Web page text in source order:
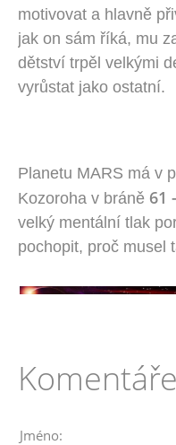
motivovat a hlavně
jak on sám říká, mu
dětství trpěl velkými
vyrůstat jako ostatní.
Planetu MARS má v
Kozoroha v bráně 61
velký mentální tlak
pochopit, proč musel
Komentáře
Jméno: